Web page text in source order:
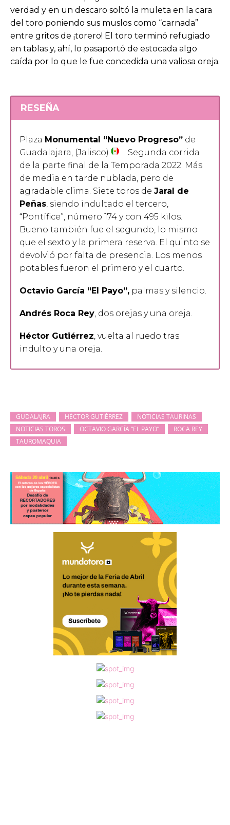
verdad y en un descaro soltó la muleta en la cara
del toro poniendo sus muslos como “carnada”
entre gritos de ¡torero! El toro terminó refugiado
en tablas y, ahí, lo pasaportó de estocada algo
caída por lo que le fue concedida una valiosa oreja.
RESEÑA
Plaza Monumental “Nuevo Progreso” de
Guadalajara, (Jalisco)
. Segunda corrida
de la parte final de la Temporada 2022. Más
de media en tarde nublada, pero de
agradable clima. Siete toros de Jaral de
Peñas, siendo indultado el tercero,
“Pontífice”, número 174 y con 495 kilos.
Bueno también fue el segundo, lo mismo
que el sexto y la primera reserva. El quinto se
devolvió por falta de presencia. Los menos
potables fueron el primero y el cuarto.
Octavio García “El Payo”, palmas y silencio.
Andrés Roca Rey, dos orejas y una oreja.
Héctor Gutiérrez, vuelta al ruedo tras
indulto y una oreja.
GUDALAJRA HÉCTOR GUTIÉRREZ
NOTICIAS TAURINAS
NOTICIAS TOROS
OCTAVIO GARCÍA “EL PAYO”
ROCA REY
TAUROMAQUIA